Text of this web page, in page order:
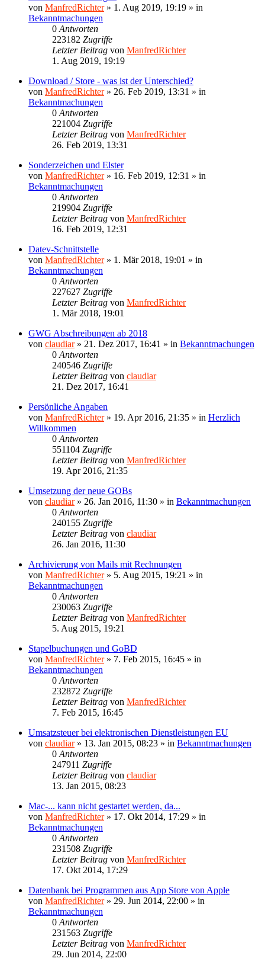
von ManfredRichter» 1. Aug 2019, 19:19 » in
Bekanntmachungen
0 Antworten
223182 Zugriffe
Letzter Beitrag von ManfredRichter
1. Aug 2019, 19:19
Download / Store - was ist der Unterschied?
von ManfredRichter» 26. Feb 2019, 13:31 » in
Bekanntmachungen
0 Antworten
221004 Zugriffe
Letzter Beitrag von ManfredRichter
26. Feb 2019, 13:31
Sonderzeichen und Elster
von ManfredRichter» 16. Feb 2019, 12:31 » in
Bekanntmachungen
0 Antworten
219904 Zugriffe
Letzter Beitrag von ManfredRichter
16. Feb 2019, 12:31
Datev-Schnittstelle
von ManfredRichter» 1. Mär 2018, 19:01 » in
Bekanntmachungen
0 Antworten
227627 Zugriffe
Letzter Beitrag von ManfredRichter
1. Mär 2018, 19:01
GWG Abschreibungen ab 2018
von claudiar» 21. Dez 2017, 16:41 » in Bekanntmachungen
0 Antworten
240546 Zugriffe
Letzter Beitrag von claudiar
21. Dez 2017, 16:41
Persönliche Angaben
von ManfredRichter» 19. Apr 2016, 21:35 » in Herzlich
Willkommen
0 Antworten
551104 Zugriffe
Letzter Beitrag von ManfredRichter
19. Apr 2016, 21:35
Umsetzung der neue GOBs
von claudiar» 26. Jan 2016, 11:30 » in Bekanntmachungen
0 Antworten
240155 Zugriffe
Letzter Beitrag von claudiar
26. Jan 2016, 11:30
Archivierung von Mails mit Rechnungen
von ManfredRichter» 5. Aug 2015, 19:21 » in
Bekanntmachungen
0 Antworten
230063 Zugriffe
Letzter Beitrag von ManfredRichter
5. Aug 2015, 19:21
Stapelbuchungen und GoBD
von ManfredRichter» 7. Feb 2015, 16:45 » in
Bekanntmachungen
0 Antworten
232872 Zugriffe
Letzter Beitrag von ManfredRichter
7. Feb 2015, 16:45
Umsatzsteuer bei elektronischen Dienstleistungen EU
von claudiar» 13. Jan 2015, 08:23 » in Bekanntmachungen
0 Antworten
247911 Zugriffe
Letzter Beitrag von claudiar
13. Jan 2015, 08:23
Mac-... kann nicht gestartet werden, da...
von ManfredRichter» 17. Okt 2014, 17:29 » in
Bekanntmachungen
0 Antworten
231508 Zugriffe
Letzter Beitrag von ManfredRichter
17. Okt 2014, 17:29
Datenbank bei Programmen aus App Store von Apple
von ManfredRichter» 29. Jun 2014, 22:00 » in
Bekanntmachungen
0 Antworten
231563 Zugriffe
Letzter Beitrag von ManfredRichter
29. Jun 2014, 22:00